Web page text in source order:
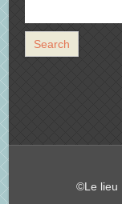
©Le lieu